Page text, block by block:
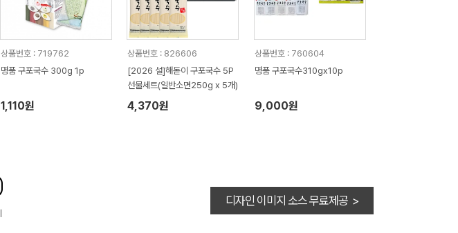
상품번호 : 719762
명품 구포국수 300g 1p
1,110원
상품번호 : 826606
[2026 설]해돋이 구포국수 5P
선물세트(일반소면250g x 5개)
4,370원
상품번호 : 760604
명품 구포국수310gx10p
9,000원
디자인 이미지 소스 무료제공 >